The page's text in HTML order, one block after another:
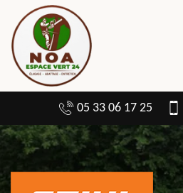
05 33 06 17 25